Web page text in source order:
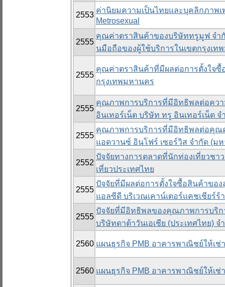
2553
ค่านิยมความเป็นไทยและบุคลิกภาพเ
Metrosexual
2555
คุณค่าตราสินค้าของบริษัททรูมูฟ จำ
นมือถือของผู้ใช้บริการในเขตกรุงเท
2555
คุณค่าตราสินค้าที่มีผลต่อการตั้งใจซื้
กรุงเทพมหานคร
2555
คุณภาพการบริการที่มีอิทธิพลต่อควา
อินเทอร์เน็ต บริษัท ทรู อินเทอร์เน็ต
2555
คุณภาพการบริการที่มีอิทธิพลต่อคุณ
แอดวานซ์ อินโฟร์ เซอร์วิส จำกัด (ม
2552
ปัจจัยทางการตลาดที่นักท่องเที่ยวช
เที่ยวประเทศไทย
2555
ปัจจัยที่มีผลต่อการตั้งใจซื้อสินค้าขอ
แอลซีดี บริเวณเคาน์เตอร์แคชเชียร์ร้
2555
ปัจจัยที่มีอิทธิพลของคุณภาพการบริก
บริษัทดาต้าวันเอเชีย (ประเทศไทย)
2560 แผนธุรกิจ PMB อาคารพาณิชย์ให้เช่า
2560 แผนธุรกิจ PMB อาคารพาณิชย์ให้เช่า